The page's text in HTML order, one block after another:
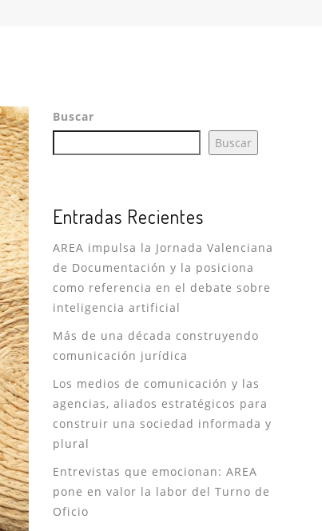
Buscar
Buscar
Entradas Recientes
AREA impulsa la Jornada Valenciana
de Documentación y la posiciona
como referencia en el debate sobre
inteligencia artificial
Más de una década construyendo
comunicación jurídica
Los medios de comunicación y las
agencias, aliados estratégicos para
construir una sociedad informada y
plural
Entrevistas que emocionan: AREA
pone en valor la labor del Turno de
Oficio